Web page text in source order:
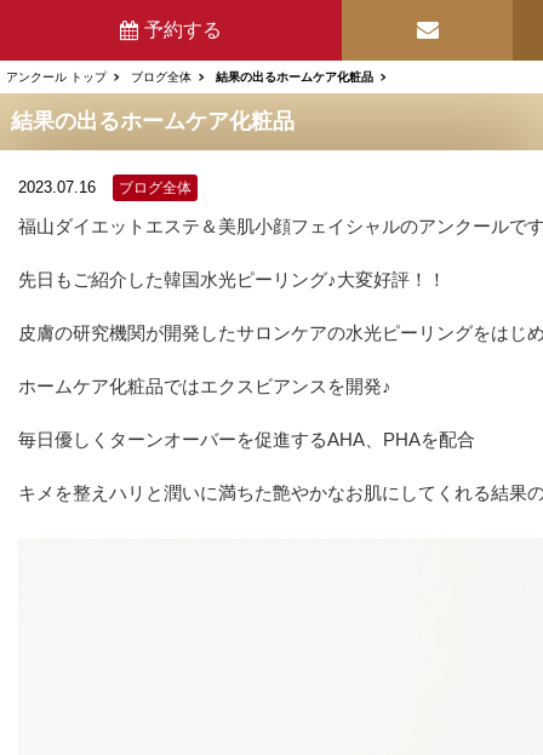
予約する
アンクール トップ ブログ全体 結果の出るホームケア化粧品
結果の出るホームケア化粧品
2023.07.16 ブログ全体
福山ダイエットエステ＆美肌小顔フェイシャルのアンクールで
先日もご紹介した韓国水光ピーリング♪大変好評！！
皮膚の研究機関が開発したサロンケアの水光ピーリングをはじ
ホームケア化粧品ではエクスビアンスを開発♪
毎日優しくターンオーバーを促進するAHA、PHAを配合
キメを整えハリと潤いに満ちた艶やかなお肌にしてくれる結果